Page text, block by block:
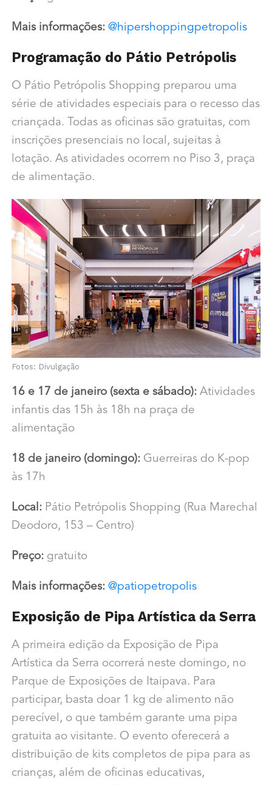
Mais informações: @hipershoppingpetropolis
Programação do Pátio Petrópolis
O Pátio Petrópolis Shopping preparou uma
série de atividades especiais para o recesso das
criançada. Todas as oficinas são gratuitas, com
inscrições presenciais no local, sujeitas à
lotação. As atividades ocorrem no Piso 3, praça
de alimentação.
Fotos: Divulgação
16 e 17 de janeiro (sexta e sábado):Atividades
infantis das 15h às 18h na praça de
alimentação
18 de janeiro (domingo):Guerreiras do K-pop
às 17h
Local:Pátio Petrópolis Shopping (Rua Marechal
Deodoro, 153 – Centro)
Preço:gratuito
Mais informações: @patiopetropolis
Exposição de Pipa Artística da Serra
A primeira edição da Exposição de Pipa
Artística da Serra ocorrerá neste domingo, no
Parque de Exposições de Itaipava. Para
participar, basta doar 1 kg de alimento não
perecível, o que também garante uma pipa
gratuita ao visitante. O evento oferecerá a
distribuição de kits completos de pipa para as
crianças, além de oficinas educativas,